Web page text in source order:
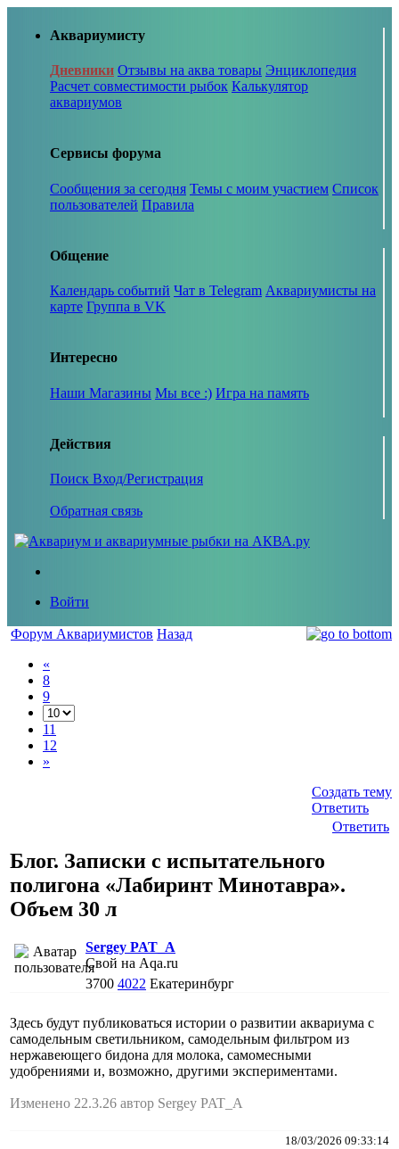
Аквариумисту
Дневники Отзывы на аква товары Энциклопедия
Расчет совместимости рыбок Калькулятор
аквариумов
Сервисы форума
Сообщения за сегодня Темы с моим участием Список
пользователей Правила
Общение
Календарь событий Чат в Telegram Аквариумисты на
карте Группа в VK
Интересно
Наши Магазины Мы все :) Игра на память
Действия
Поиск Вход/Регистрация
Обратная связь
Войти
Форум Аквариумистов Назад
«
8
9
11
12
»
Создать тему
Ответить
Ответить
Блог. Записки с испытательного
полигона «Лабиринт Минотавра».
Объем 30 л
Sergey PAT_A
Свой на Aqa.ru
3700 4022 Екатеринбург
Здесь будут публиковаться истории о развитии аквариума с
самодельным светильником, самодельным фильтром из
нержавеющего бидона для молока, самомесными
удобрениями и, возможно, другими экспериментами.
Изменено 22.3.26 автор Sergey PAT_A
18/03/2026 09:33:14